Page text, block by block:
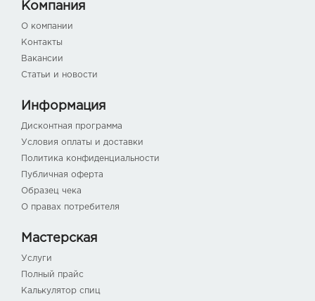
Компания
О компании
Контакты
Вакансии
Статьи и новости
Информация
Дисконтная программа
Условия оплаты и доставки
Политика конфиденциальности
Публичная оферта
Образец чека
О правах потребителя
Мастерская
Услуги
Полный прайс
Калькулятор спиц